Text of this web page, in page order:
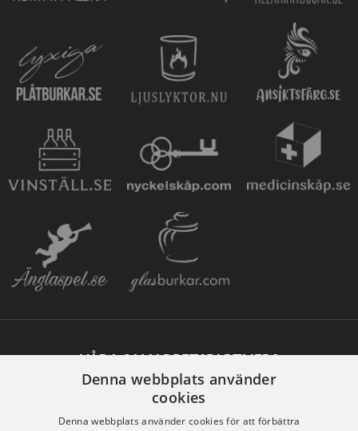
VÅRA SAMARBETSPARTNERS
Denna webbplats använder
cookies
Denna webbplats använder cookies för att förbättra